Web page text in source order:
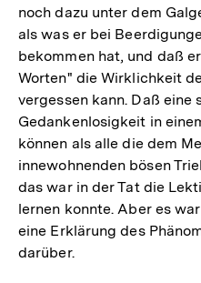
noch dazu unter dem
als was er bei
bekommen hat, und daß
Worten" die Wirklichkeit
vergessen kann. Daß eine
Gedankenlosigkeit in
können als alle die dem
innewohnenden bösen
das war in der Tat die
lernen konnte. Aber es
eine Erklärung des
darüber.